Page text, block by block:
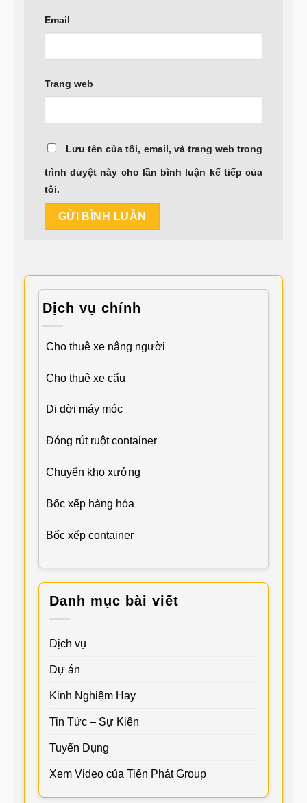
Email
Trang web
Lưu tên của tôi, email, và trang web trong
trình duyệt này cho lần bình luận kế tiếp của
tôi.
Dịch vụ chính
Cho thuê xe nâng người
Cho thuê xe cẩu
Di dời máy móc
Đóng rút ruột container
Chuyển kho xưởng
Bốc xếp hàng hóa
Bốc xếp container
Danh mục bài viết
Dịch vụ
Dự án
Kinh Nghiệm Hay
Tin Tức – Sự Kiện
Tuyển Dụng
Xem Video của Tiến Phát Group